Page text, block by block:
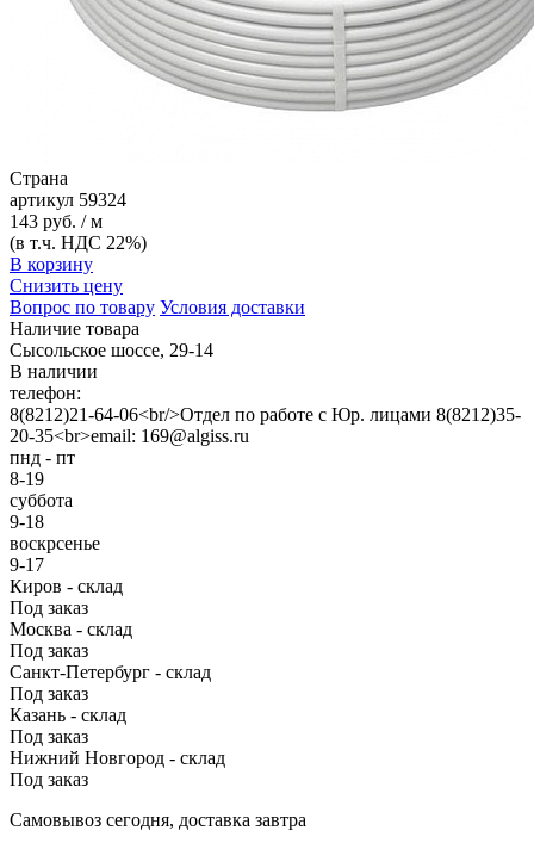
Страна
артикул 59324
143 руб. / м
(в т.ч. НДС 22%)
В корзину
Снизить цену
Вопрос по товару Условия доставки
Наличие товара
Сысольское шоссе, 29-14
В наличии
телефон:
8(8212)21-64-06<br/>Отдел по работе с Юр. лицами 8(8212)35-
20-35<br>email: 169@algiss.ru
пнд - пт
8-19
суббота
9-18
воскрсенье
9-17
Киров - склад
Под заказ
Москва - склад
Под заказ
Санкт-Петербург - склад
Под заказ
Казань - склад
Под заказ
Нижний Новгород - склад
Под заказ
Cамовывоз сегодня, доставка завтра